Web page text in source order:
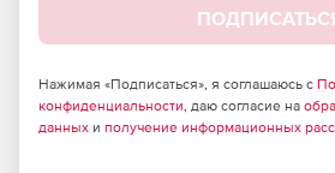
Беспроблемная выдача
Нажимая «Подписаться», я соглашаюсь с
конфиденциальности, даю согласие на
данных и получение информационных